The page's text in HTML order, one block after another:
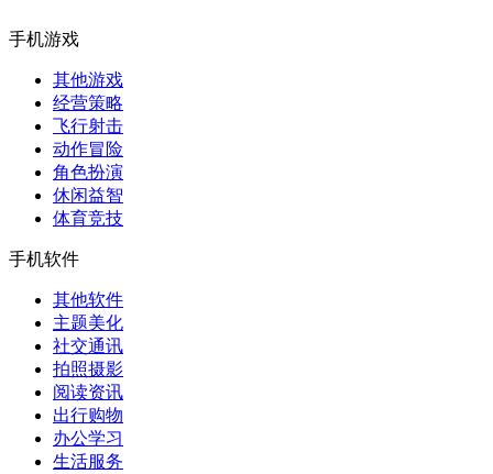
手机游戏
其他游戏
经营策略
飞行射击
动作冒险
角色扮演
休闲益智
体育竞技
手机软件
其他软件
主题美化
社交通讯
拍照摄影
阅读资讯
出行购物
办公学习
生活服务